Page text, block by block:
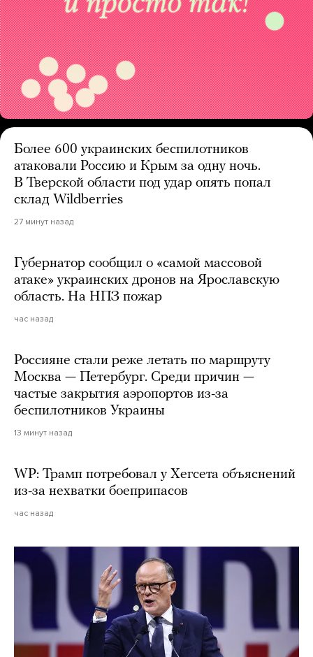
Более 600 украинских беспилотников
атаковали Россию и Крым за одну ночь.
В Тверской области под удар опять попал
склад Wildberries
27 минут назад
Губернатор сообщил о «самой массовой
атаке» украинских дронов на Ярославскую
область. На НПЗ пожар
час назад
Россияне стали реже летать по маршруту
Москва — Петербург. Среди причин —
частые закрытия аэропортов из-за
беспилотников Украины
13 минут назад
WP: Трамп потребовал у Хегсета объяснений
из-за нехватки боеприпасов
час назад